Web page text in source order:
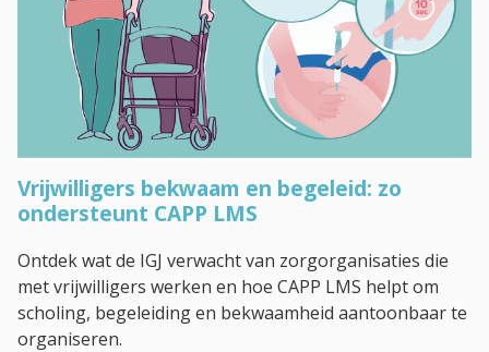
Vrijwilligers bekwaam en begeleid: zo
ondersteunt CAPP LMS
Ontdek wat de IGJ verwacht van zorgorganisaties die
met vrijwilligers werken en hoe CAPP LMS helpt om
scholing, begeleiding en bekwaamheid aantoonbaar te
organiseren.